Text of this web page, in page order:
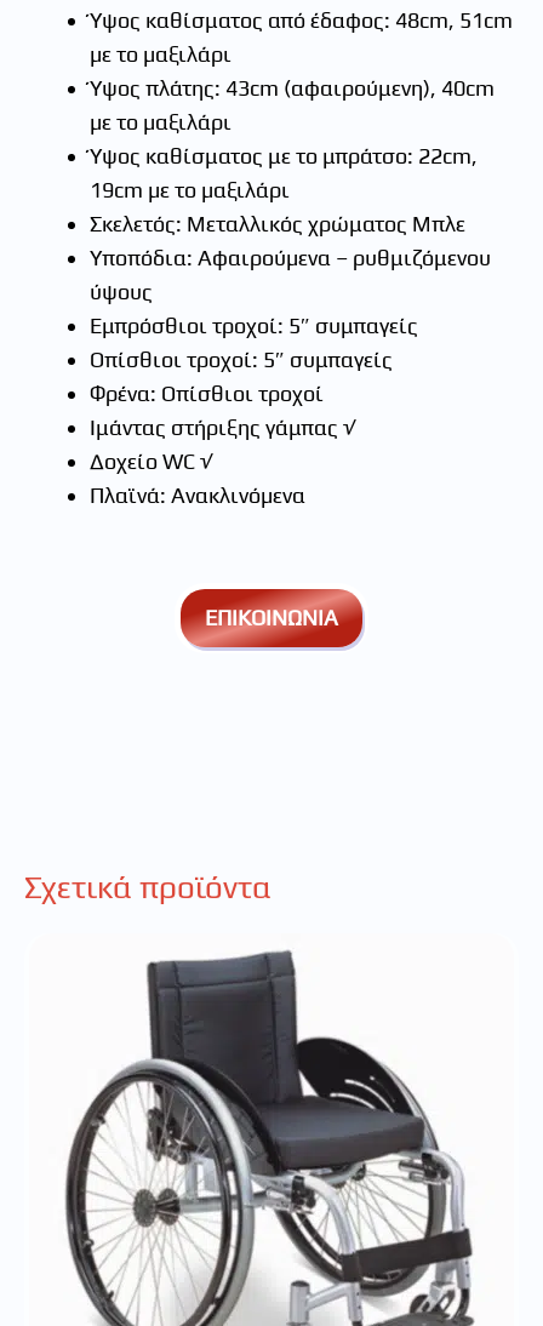
Ύψος καθίσματος από έδαφος: 48cm, 51cm
µε το µαξιλάρι
Ύψος πλάτης: 43cm (αφαιρούμενη), 40cm
µε το µαξιλάρι
Ύψος καθίσματος με το μπράτσο: 22cm,
19cm µε το µαξιλάρι
Σκελετός: Μεταλλικός χρώματος Μπλε
Υποπόδια: Αφαιρούµενα – ρυθμιζόμενου
ύψους
Εμπρόσθιοι τροχοί: 5″ συμπαγείς
Οπίσθιοι τροχοί: 5″ συμπαγείς
Φρένα: Οπίσθιοι τροχοί
Ιμάντας στήριξης γάμπας √
∆οχείο WC √
Πλαϊνά: Ανακλινόµενα
ΕΠΙΚΟΙΝΩΝΙΑ
Σχετικά προϊόντα